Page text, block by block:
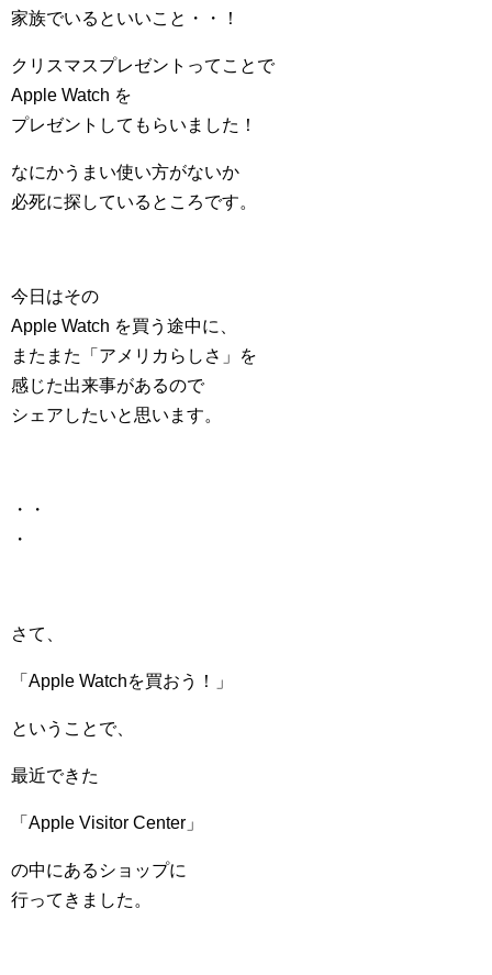
家族でいるといいこと・・！
クリスマスプレゼントってことで
Apple Watch を
プレゼントしてもらいました！
なにかうまい使い方がないか
必死に探しているところです。
今日はその
Apple Watch を買う途中に、
またまた「アメリカらしさ」を
感じた出来事があるので
シェアしたいと思います。
・・
・
さて、
「Apple Watchを買おう！」
ということで、
最近できた
「Apple Visitor Center」
の中にあるショップに
行ってきました。